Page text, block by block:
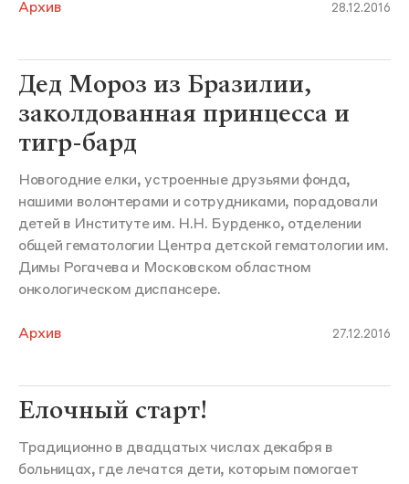
Архив 28.12.2016
Дед Мороз из Бразилии,
заколдованная принцесса и
тигр-бард
Новогодние елки, устроенные друзьями фонда,
нашими волонтерами и сотрудниками, порадовали
детей в Институте им. Н.Н. Бурденко, отделении
общей гематологии Центра детской гематологии им.
Димы Рогачева и Московском областном
онкологическом диспансере.
Архив 27.12.2016
Елочный старт!
Традиционно в двадцатых числах декабря в
больницах, где лечатся дети, которым помогает